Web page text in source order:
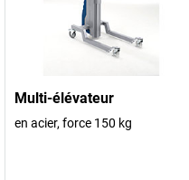
Multi-élévateur
en acier, force 150 kg